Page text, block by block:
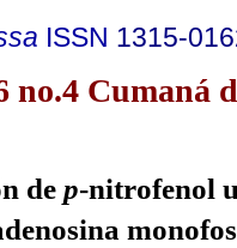
ISSN 1315-
no.4 Cumaná
de p-nitrofenol